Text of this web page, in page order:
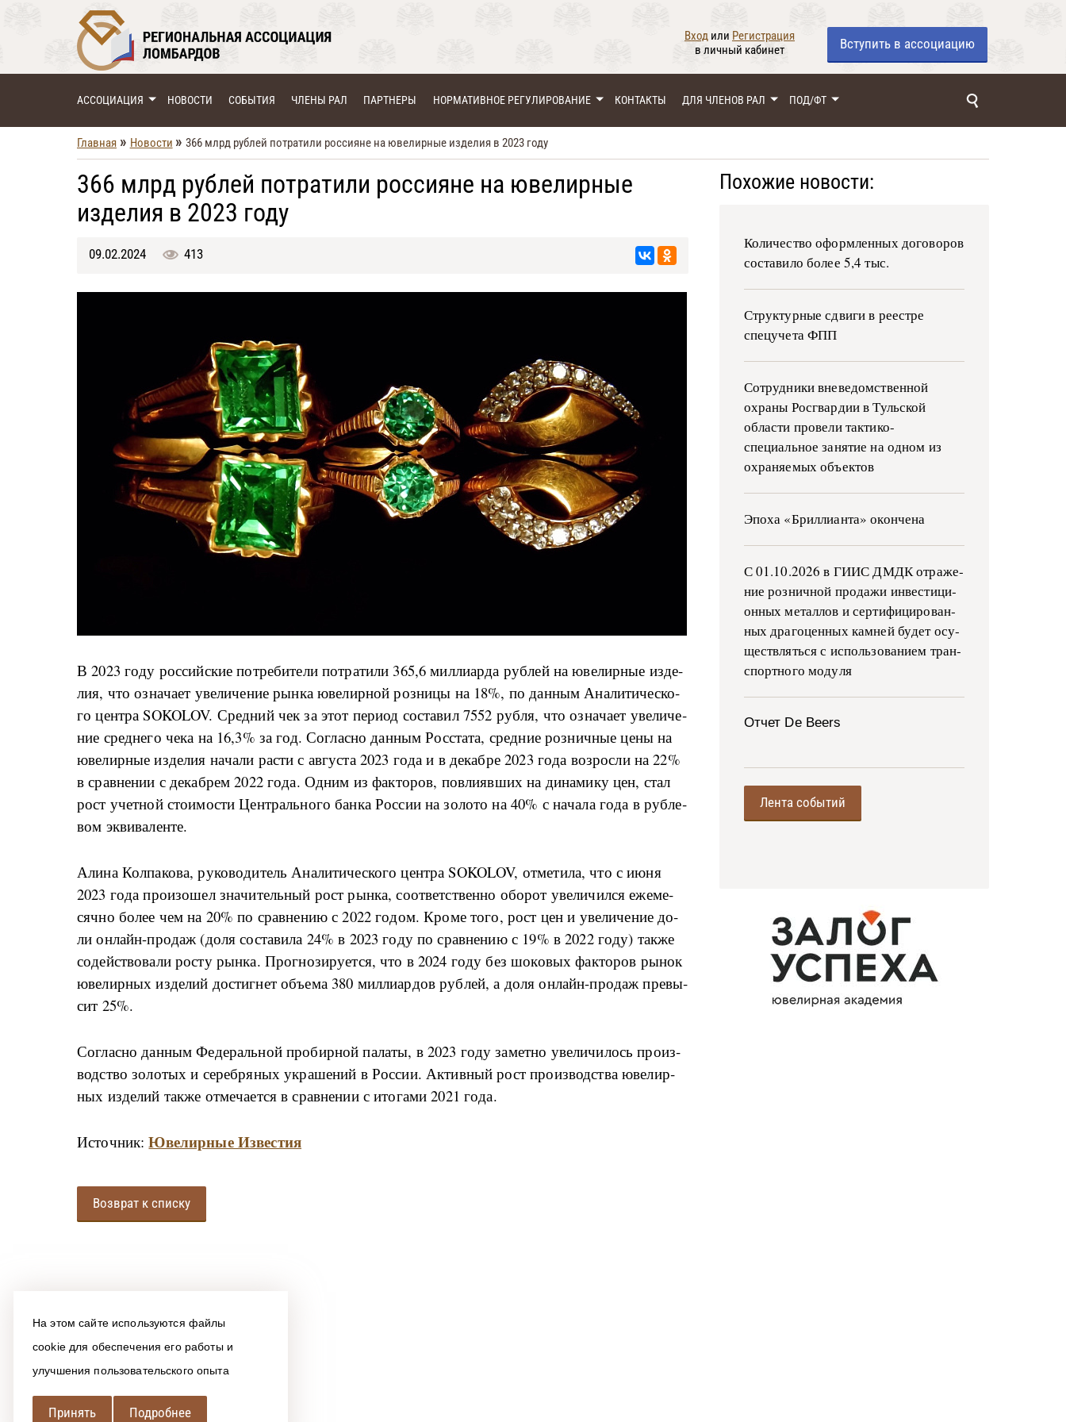
На этом сайте используются файлы
cookie для обеспечения его работы и
улучшения пользовательского опыта
Принять Подробнее
Вход или Регистрация
в личный кабинет
Вступить в ассоциацию
АССОЦИАЦИЯ НОВОСТИ СОБЫТИЯ ЧЛЕНЫ РАЛ ПАРТНЕРЫ НОРМАТИВНОЕ РЕГУЛИРОВАНИЕ КОНТАКТЫ ДЛЯ ЧЛЕНОВ РАЛ ПОД/ФТ
Главная » Новости » 366 млрд рублей потратили россияне на ювелирные изделия в 2023 году
366 млрд рублей потратили россияне на ювелирные
изделия в 2023 году
09.02.2024 413
В 2023 го­ду рос­сий­ские по­тре­би­те­ли по­тра­ти­ли 365,6 ми­л­ли­ар­да руб­лей на юве­ли­р­ные из­де­
лия, что озна­ча­ет уве­ли­че­ние ры­н­ка юве­ли­р­ной роз­ни­цы на 18%, по дан­ным Ана­ли­ти­че­ско­
го цен­т­ра SOKOLOV. Сред­ний чек за этот пе­ри­од со­ста­вил 7552 руб­ля, что озна­ча­ет уве­ли­че­
ние сред­не­го че­ка на 16,3% за год. Со­глас­но дан­ным Рос­ста­та, сред­ние роз­ни­ч­ные це­ны на
юве­ли­р­ные из­де­лия на­ча­ли рас­ти с ав­гу­ста 2023 го­да и в де­ка­б­ре 2023 го­да воз­рос­ли на 22%
в срав­не­нии с де­ка­брем 2022 го­да. Од­ним из фа­к­то­ров, по­в­ли­яв­ших на ди­на­ми­ку цен, стал
рост учет­ной сто­и­мо­сти Цен­траль­но­го бан­ка Рос­сии на зо­ло­то на 40% с на­ча­ла го­да в руб­ле­
вом эк­ви­ва­лен­те.
А­ли­на Кол­па­ко­ва, ру­ко­во­ди­тель Ана­ли­ти­че­ско­го цен­т­ра SOKOLOV, от­ме­ти­ла, что с июня
2023 го­да про­и­зо­шел зна­чи­тель­ный рост ры­н­ка, со­о­т­вет­ствен­но обо­рот уве­ли­чи­л­ся еже­ме­
сяч­но бо­лее чем на 20% по срав­не­нию с 2022 го­дом. Кро­ме то­го, рост цен и уве­ли­че­ние до­
ли он­лайн-­про­даж (до­ля со­ста­ви­ла 24% в 2023 го­ду по срав­не­нию с 19% в 2022 го­ду) та­к­же
со­дей­ство­ва­ли ро­сту ры­н­ка. Про­г­но­зи­ру­ет­ся, что в 2024 го­ду без шо­ко­вых фа­к­то­ров ры­нок
юве­ли­р­ных из­де­лий до­сти­г­нет объ­е­ма 380 ми­л­ли­ар­дов руб­лей, а до­ля он­лайн-­про­даж пре­вы­
сит 25%.
Со­глас­но дан­ным Фе­де­раль­ной про­би­р­ной па­ла­ты, в 2023 го­ду за­мет­но уве­ли­чи­лось про­из­
вод­ство зо­ло­тых и се­реб­ря­ных укра­ше­ний в Рос­сии. Ак­тив­ный рост про­из­вод­ства юве­ли­р­
ных из­де­лий та­к­же от­ме­ча­ет­ся в срав­не­нии с ито­га­ми 2021 го­да.
Источник:Ювелирные Известия
Возврат к списку
Похожие новости:
Количество оформленных договоров
составило более 5,4 тыс.
Структурные сдвиги в реестре
спецучета ФПП
Сотрудники вневедомственной
охраны Росгвардии в Тульской
области провели тактико-
специальное занятие на одном из
охраняемых объектов
Эпоха «Бриллианта» окончена
С 01.10.2026 в ГИИС ДМДК от­ра­же­
ние роз­ни­ч­ной про­да­жи ин­ве­сти­ци­
он­ных ме­тал­лов и сер­ти­фи­ци­ро­ван­
ных дра­го­цен­ных ка­м­ней бу­дет осу­
ще­ств­лять­ся с ис­поль­зо­ва­ни­ем тран­
с­пор­т­но­го мо­ду­ля
Отчет De Beers
Лента событий